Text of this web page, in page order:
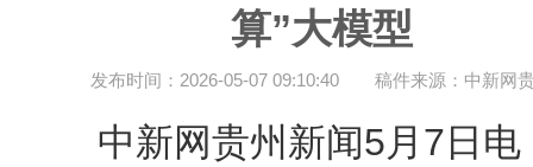
算”大模型
发布时间：2026-05-07 09:10:40 稿件来源：中新网
中新网贵州新闻5月7日电